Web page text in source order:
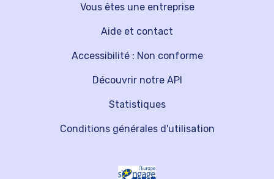
Vous êtes une entreprise
Découvrir notre API
Aide et contact
Statistiques
Accessibilité : Non conforme
Conditions générales d'utilisation